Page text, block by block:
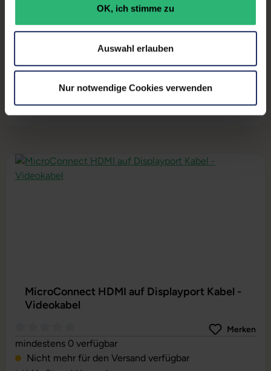
OK, ich stimme zu
Auswahl erlauben
Nur notwendige Cookies verwenden
Produktbeschreibung
Lieferumfang:Display, Stromkabel.
Herstellernummer: 61DBMAT1EU
Produktgalerie überspringen
MicroConnect HDMI auf Displayport Kabel -
Videokabel
Durchschnittliche Bewertung von 0 von 5 Sternen
Merken
mindestens 0 verfügbar
Nicht mehr für den Versand verfügbar